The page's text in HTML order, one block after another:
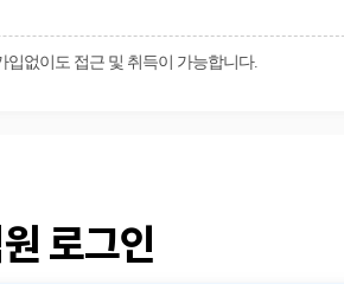
없이도 접근 및 취득이 가능합니다.
로그인